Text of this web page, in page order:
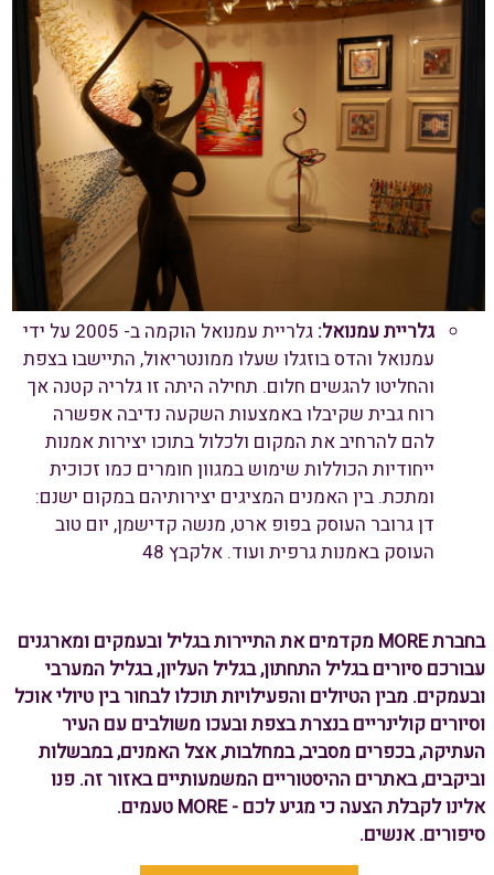
גלריית עמנואל:
גלריית עמנואל הוקמה ב- 2005 על ידי
עמנואל והדס בוזגלו שעלו ממונטריאול, התיישבו בצפת
והחליטו להגשים חלום. תחילה היתה זו גלריה קטנה אך
רוח גבית שקיבלו באמצעות השקעה נדיבה אפשרה
להם להרחיב את המקום ולכלול בתוכו יצירות אמנות
ייחודיות הכוללות שימוש במגוון חומרים כמו זכוכית
ומתכת. בין האמנים המציגים יצירותיהם במקום ישנם:
דן גרובר העוסק בפופ ארט, מנשה קדישמן, יום טוב
העוסק באמנות גרפית ועוד. אלקבץ 48
בחברת MORE מקדמים את התיירות בגליל ובעמקים ומארגנים
עבורכם סיורים בגליל התחתון, בגליל העליון, בגליל המערבי
ובעמקים. מבין הטיולים והפעילויות תוכלו לבחור בין טיולי אוכל
וסיורים קולינריים בנצרת בצפת ובעכו משולבים עם העיר
העתיקה, בכפרים מסביב, במחלבות, אצל האמנים, במבשלות
וביקבים, באתרים ההיסטוריים המשמעותיים באזור זה. פנו
אלינו לקבלת הצעה כי מגיע לכם - MORE טעמים.
סיפורים. אנשים.